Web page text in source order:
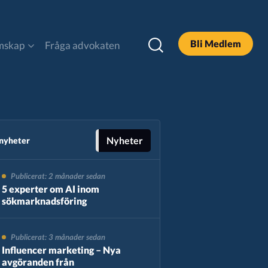
Legal och Policy
Podcast
Fråga advokaten Bli Medlem
Nyheter
Publicerat: 2 månader sedan
5 experter om AI inom
sökmarknadsföring
Publicerat: 3 månader sedan
Influencer marketing – Nya
avgöranden från